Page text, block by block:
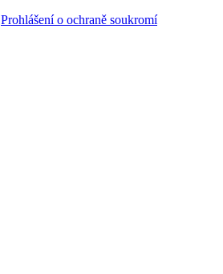
Prohlášení o ochraně soukromí